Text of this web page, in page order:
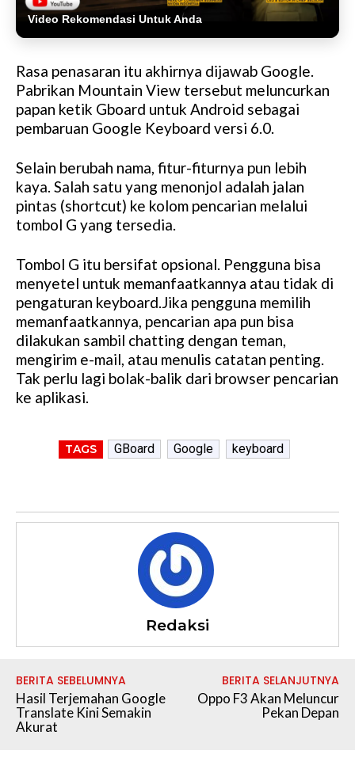
Video Rekomendasi Untuk Anda
Rasa penasaran itu akhirnya dijawab Google.
Pabrikan Mountain View tersebut meluncurkan
papan ketik Gboard untuk Android sebagai
pembaruan Google Keyboard versi 6.0.
Selain berubah nama, fitur-fiturnya pun lebih
kaya. Salah satu yang menonjol adalah jalan
pintas (shortcut) ke kolom pencarian melalui
tombol G yang tersedia.
Tombol G itu bersifat opsional. Pengguna bisa
menyetel untuk memanfaatkannya atau tidak di
pengaturan keyboard.Jika pengguna memilih
memanfaatkannya, pencarian apa pun bisa
dilakukan sambil chatting dengan teman,
mengirim e-mail, atau menulis catatan penting.
Tak perlu lagi bolak-balik dari browser pencarian
ke aplikasi.
TAGS GBoard Google keyboard
Redaksi
BERITA SEBELUMNYA
Hasil Terjemahan Google
Translate Kini Semakin
Akurat
BERITA SELANJUTNYA
Oppo F3 Akan Meluncur
Pekan Depan